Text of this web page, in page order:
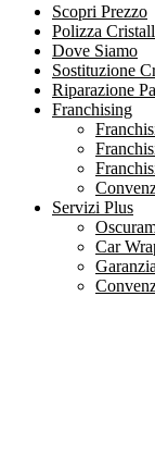
Scopri Prezzo
Polizza
Dove Siamo
Sostituzione
Riparazione
Franchising
Servizi Plus
Car